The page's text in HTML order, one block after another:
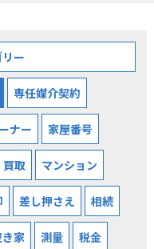
ー
専任媒介契約
ナー 家屋番号
買取 マンション
差し押さえ 相続
き家 測量 税金